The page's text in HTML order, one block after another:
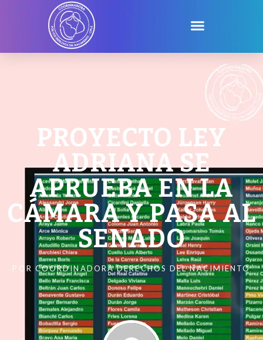
PROYECTO LEY
ADRIANA SE
APRUEBA EN LA
CÁMARA Y PASA AL
SENADO
POR COORDINADORA DERECHOS DEL NACIMIENTO